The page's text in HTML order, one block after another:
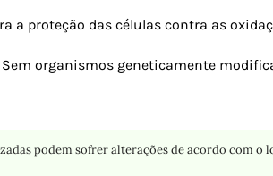
proteção das células contra as
organismos geneticamente
podem sofrer alterações de acordo com o